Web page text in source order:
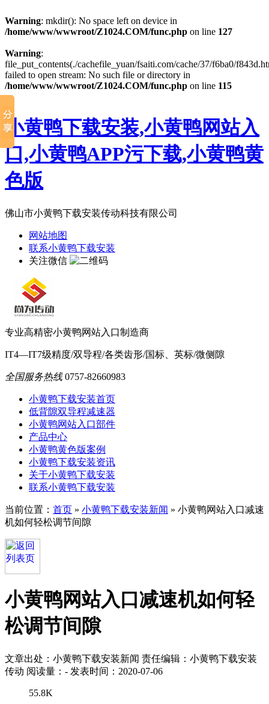
Warning: mkdir(): No space left on device in
/home/www/wwwroot/Z1024.COM/func.php on line 127
Warning:
file_put_contents(./cachefile_yuan/fsaiti.com/cache/37/f6ba0/
failed to open stream: No such file or directory in
/home/www/wwwroot/Z1024.COM/func.php on line 115
小黄鸭下载安装,小黄鸭网站入
口,小黄鸭APP污下载,小黄鸭黄
色版
佛山市小黄鸭下载安装传动科技有限公司
网站地图
联系小黄鸭下载安装
关注微信
专业高精密小黄鸭网站入口制造商
IT4—IT7级精度/双导程/各类齿形/国标、英标/微侧隙
全国服务热线 0757-82660983
小黄鸭下载安装首页
低背隙双导程减速器
小黄鸭网站入口部件
产品中心
小黄鸭黄色版案例
小黄鸭下载安装资讯
关于小黄鸭下载安装
联系小黄鸭下载安装
当前位置： 首页 » 小黄鸭下载安装新闻 » 小黄鸭网站入口减速
机如何轻松调节间隙
小黄鸭网站入口减速机如何轻
松调节间隙
文章出处：小黄鸭下载安装新闻 责任编辑：小黄鸭下载安装
传动 阅读量： - 发表时间：2020-07-06
55.8K